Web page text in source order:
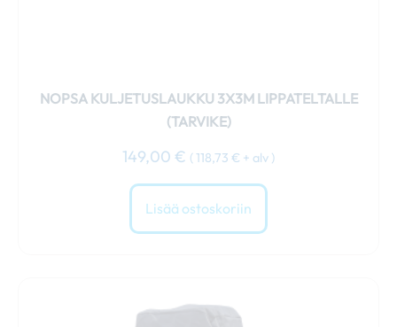
NOPSA KULJETUSLAUKKU 3X3M LIPPATELTALLE
(TARVIKE)
149,00 € (118,73 € + alv )
Lisää ostoskoriin